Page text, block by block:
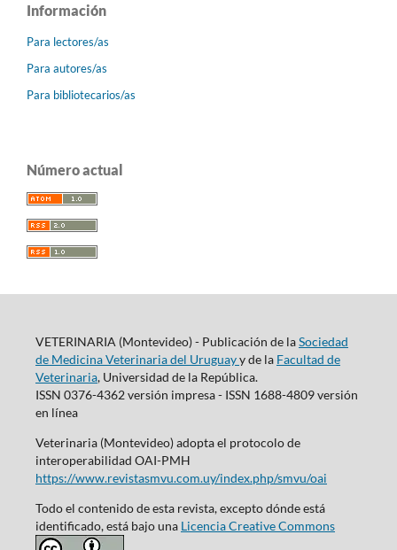
Información
Para lectores/as
Para autores/as
Para bibliotecarios/as
Número actual
VETERINARIA (Montevideo) - Publicación de laSociedad
de Medicina Veterinaria del Uruguayy de la Facultad de
Veterinaria, Universidad de la República.
ISSN 0376-4362 versión impresa - ISSN 1688-4809 versión
en línea
Veterinaria (Montevideo) adopta el protocolo de
interoperabilidad OAI-PMH
https://www.revistasmvu.com.uy/index.php/smvu/oai
Todo el contenido de esta revista, excepto dónde está
identificado, está bajo una Licencia Creative Commons